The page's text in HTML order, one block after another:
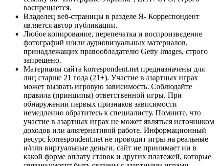
воспрещается.
Владелец веб-страницы в разделе Я- Корреспондент
является автор публикации.
Любое копирование, перепечатка и воспроизведение
фотографий и/или аудиовизуальных материалов,
принадлежащих правообладателю Getty Images, строго
запрещено.
Материалы сайта korrespondent.net предназначены для
лиц старше 21 года (21+). Участие в азартных играх
может вызвать игровую зависимость. Соблюдайте
правила (принципы) ответственной игры. При
обнаружении первых признаков зависимости
немедленно обратитесь к специалисту. Помните, что
участие в азартных играх не может являться источником
доходов или альтернативой работе. Информационный
ресурс korrespondent.net не проводит игры на реальные
и/или виртуальные деньги, сайт не принимает ни в
какой форме оплату ставок и других платежей, которые